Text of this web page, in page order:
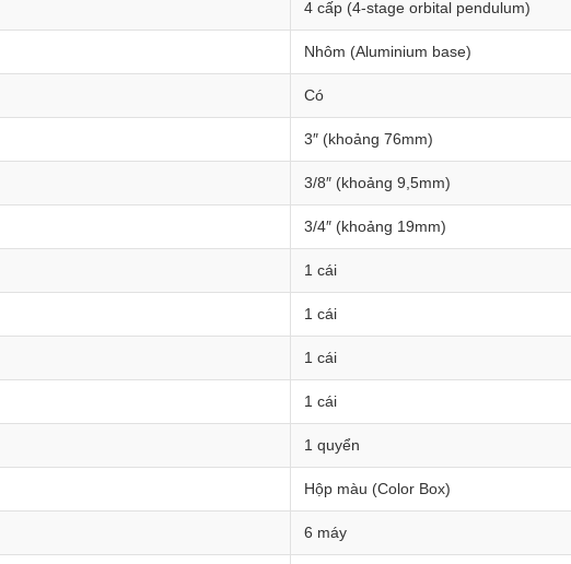
4 cấp (4-stage orbital pendulum)
Nhôm (Aluminium base)
Có
3″ (khoảng 76mm)
3/8″ (khoảng 9,5mm)
3/4″ (khoảng 19mm)
1 cái
1 cái
1 cái
1 cái
1 quyển
Hộp màu (Color Box)
6 máy